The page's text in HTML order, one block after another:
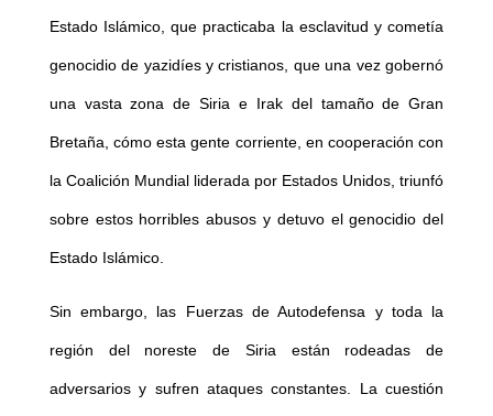
Estado Islámico, que practicaba la esclavitud y cometía
genocidio de yazidíes y cristianos, que una vez gobernó
una vasta zona de Siria e Irak del tamaño de Gran
Bretaña, cómo esta gente corriente, en cooperación con
la Coalición Mundial liderada por Estados Unidos, triunfó
sobre estos horribles abusos y detuvo el genocidio del
Estado Islámico.
Sin embargo, las Fuerzas de Autodefensa y toda la
región del noreste de Siria están rodeadas de
adversarios y sufren ataques constantes. La cuestión